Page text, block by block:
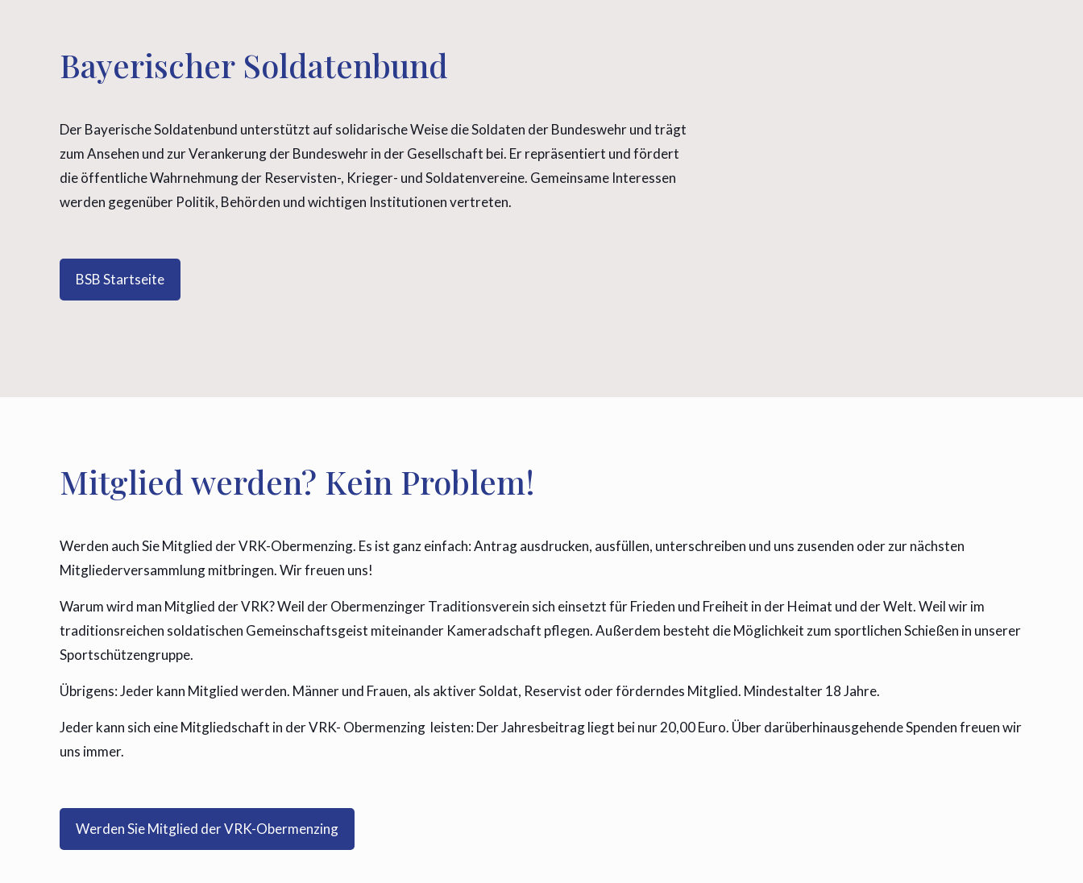
Bayerischer Soldatenbund
Der Bayerische Soldatenbund unterstützt auf solidarische Weise die Soldaten der Bundeswehr und trägt
zum Ansehen und zur Verankerung der Bundeswehr in der Gesellschaft bei. Er repräsentiert und fördert
die öffentliche Wahrnehmung der Reservisten-, Krieger- und Soldatenvereine. Gemeinsame Interessen
werden gegenüber Politik, Behörden und wichtigen Institutionen vertreten.
BSB Startseite
Mitglied werden? Kein Problem!
Werden auch Sie Mitglied der VRK-Obermenzing. Es ist ganz einfach:Antragausdrucken, ausfüllen, unterschreiben und uns zusenden oder zur nächsten
Mitgliederversammlung mitbringen. Wir freuen uns!
Warum wird man Mitglied der VRK? Weil der Obermenzinger Traditionsverein sich einsetzt für Frieden und Freiheit in der Heimat und der Welt. Weil wir im
traditionsreichen soldatischen Gemeinschaftsgeist miteinander Kameradschaft pflegen. Außerdem besteht die Möglichkeit zum sportlichen Schießen in unserer
Sportschützengruppe.
Übrigens: Jeder kann Mitglied werden. Männer und Frauen, als aktiver Soldat, Reservist oder förderndes Mitglied. Mindestalter 18 Jahre.
Jeder kann sich eine Mitgliedschaft in der VRK- Obermenzing leisten: Der Jahresbeitrag liegt bei nur 20,00 Euro. Über darüberhinausgehende Spenden freuen wir
uns immer.
Werden Sie Mitglied der VRK-Obermenzing